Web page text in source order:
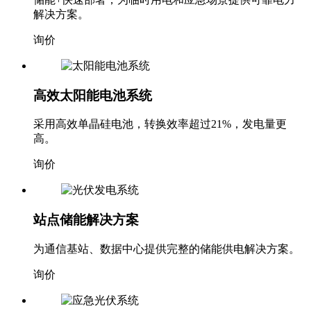
解决方案。
询价
高效太阳能电池系统
采用高效单晶硅电池，转换效率超过21%，发电量更
高。
询价
站点储能解决方案
为通信基站、数据中心提供完整的储能供电解决方案。
询价